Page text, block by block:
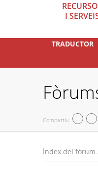
I
TRADUCTOR
Compartiu
Índex del fòrum